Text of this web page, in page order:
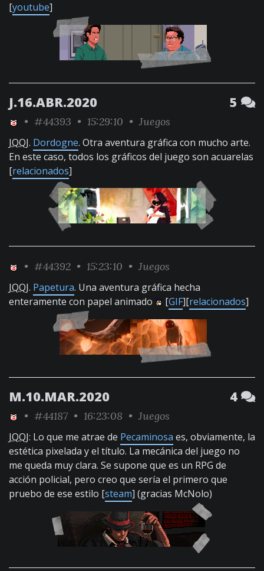
[youtube]
J.16.ABR.2020 5
• #44393 • 15:29:10 • Juegos
JQQJ. Dordogne. Otra aventura gráfica con mucho arte.
En este caso, todos los gráficos del juego son acuarelas
[relacionados]
• #44392 • 15:23:10 • Juegos
JQQJ. Papetura. Una aventura gráfica hecha
enteramente con papel animado
[GIF][relacionados]
M.10.MAR.2020 4
• #44187 • 16:23:08 • Juegos
JQQJ: Lo que me atrae de Pecaminosa es, obviamente, la
estética pixelada y el título. La mecánica del juego no
me queda muy clara. Se supone que es un RPG de
acción policial, pero creo que sería el primero que
pruebo de ese estilo [steam] (gracias McNolo)